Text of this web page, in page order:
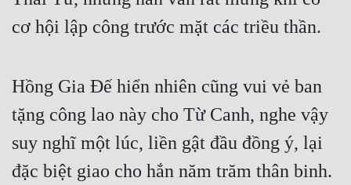
cơ hội lập công trước mặt các triều thần.
Hồng Gia Đế hiển nhiên cũng vui vẻ ban
tặng công lao này cho Từ Canh, nghe vậy
suy nghĩ một lúc, liền gật đầu đồng ý, lại
đặc biệt giao cho hắn năm trăm thân binh.